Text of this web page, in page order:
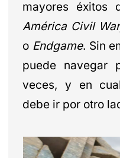
mayores éxitos
América Civil
o Endgame. Sin
puede navegar
veces, y en
debe ir por otro